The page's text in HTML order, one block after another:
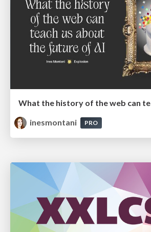
inesmontani
PRO